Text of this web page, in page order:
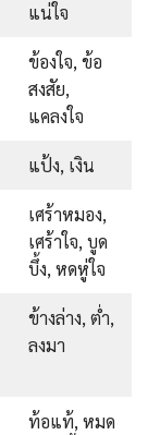
แน่ใจ
ข้องใจ, ข้อ
สงสัย,
แคลงใจ
แป้ง, เงิน
เศร้าหมอง,
เศร้าใจ, บูด
บึ้ง, หดหู่ใจ
ข้างล่าง, ต่ำ,
ลงมา
ท้อแท้, หมด